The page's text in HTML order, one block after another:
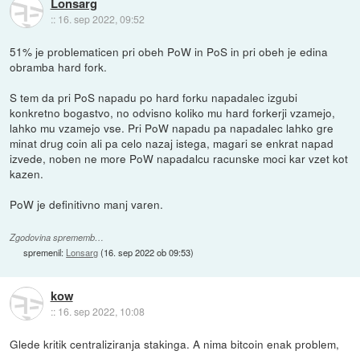
:: 16. sep 2022, 09:52
51% je problematicen pri obeh PoW in PoS in pri obeh je edina
obramba hard fork.
S tem da pri PoS napadu po hard forku napadalec izgubi
konkretno bogastvo, no odvisno koliko mu hard forkerji vzamejo,
lahko mu vzamejo vse. Pri PoW napadu pa napadalec lahko gre
minat drug coin ali pa celo nazaj istega, magari se enkrat napad
izvede, noben ne more PoW napadalcu racunske moci kar vzet kot
kazen.
PoW je definitivno manj varen.
Zgodovina sprememb…
spremenil: Lonsarg(16. sep 2022 ob 09:53)
kow
:: 16. sep 2022, 10:08
Glede kritik centraliziranja stakinga. A nima bitcoin enak problem,